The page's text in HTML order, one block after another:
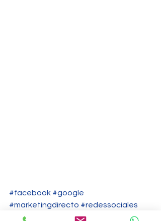
#facebook #google
#marketingdirecto #redessociales
Medios Sociales